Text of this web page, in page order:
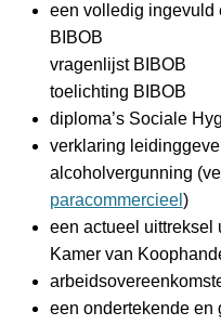
een volledig ingevuld
BIBOB
vragenlijst BIBOB
toelichting BIBOB
diploma’s Sociale
verklaring
alcoholvergunning
paracommercieel )
een actueel uittreksel
Kamer van
een ondertekende en